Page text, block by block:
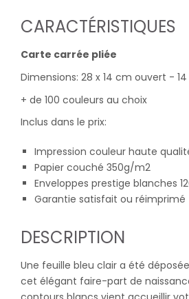
CARACTÉRISTIQUES
Carte carrée pliée
Dimensions: 28 x 14 cm ouvert -
+ de 100 couleurs au choix
Inclus dans le prix:
Impression couleur haute
Papier couché 350g/m2
Enveloppes prestige blanches
Garantie satisfait ou réimprimé
DESCRIPTION
Une feuille bleu clair a été
cet élégant faire-part de